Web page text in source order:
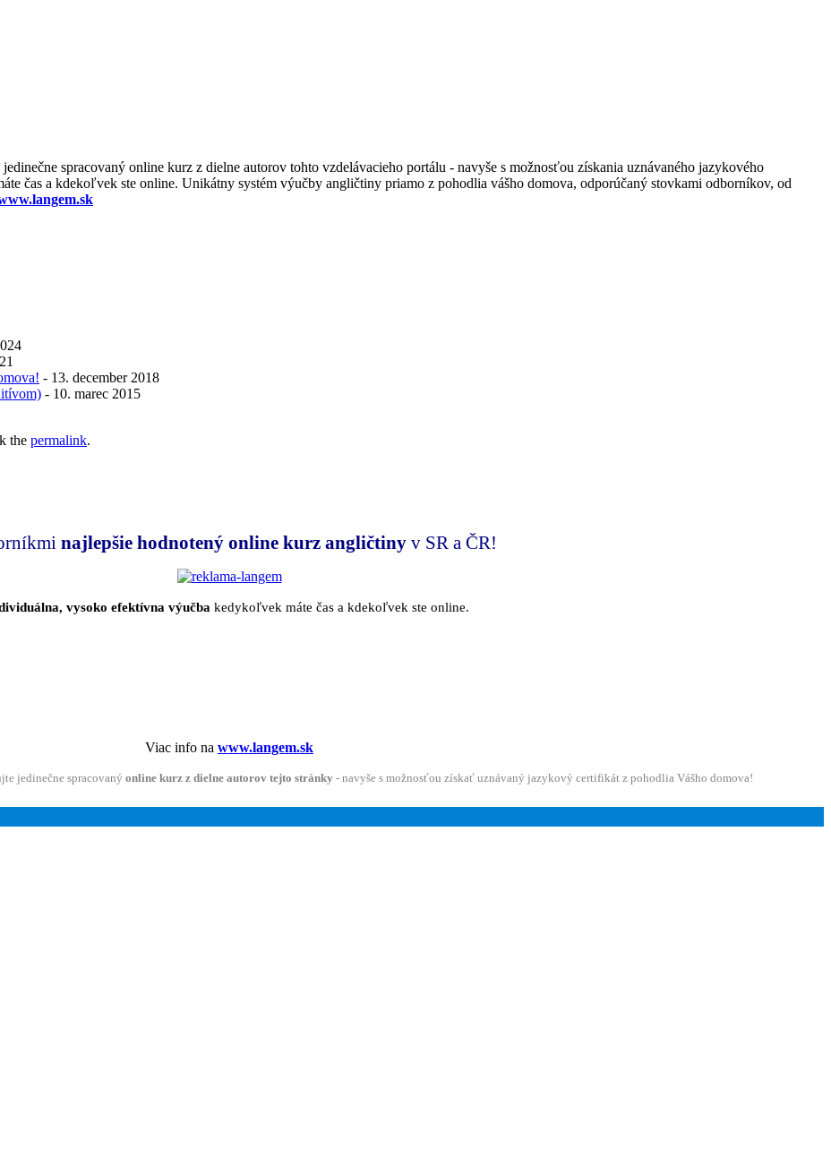
spracovaný online kurz z dielne autorov tohto vzdelávacieho portálu - navyše s možnosťou získania uznávaného jazykového
čas a kdekoľvek ste online. Unikátny systém výučby angličtiny priamo z pohodlia vášho domova, odporúčaný stovkami odborníkov, od
- 13. december 2018
- 10. marec 2015
the permalink.
najlepšie hodnotený online kurz angličtinyv SR a ČR!
vysoko efektívna výučba kedykoľvek máte čas a kdekoľvek ste online.
Viac info na www.langem.sk
jedinečne spracovaný online kurz z dielne autorov tejto stránky - navyše s možnosťou získať uznávaný jazykový certifikát z pohodlia Vášho domova!